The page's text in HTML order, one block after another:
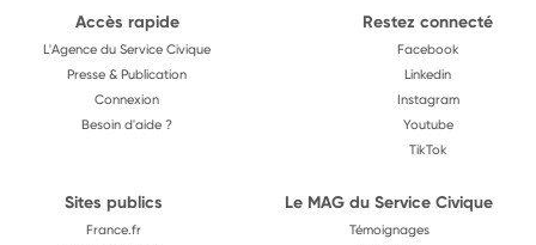
Accès rapide
L'Agence du Service Civique
Presse & Publication
Connexion
Besoin d'aide ?
Restez connecté
Facebook
Linkedin
Instagram
Youtube
TikTok
Sites publics
France.fr
Le MAG du Service Civique
Témoignages